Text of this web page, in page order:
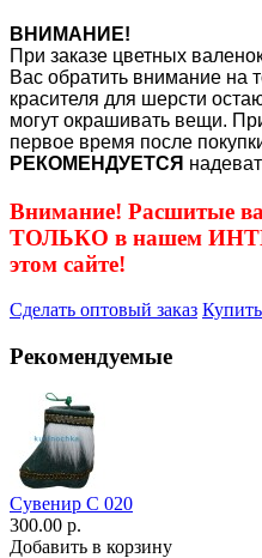
ВНИМАНИЕ!
При заказе цветных
Вас обратить внимание на
красителя для шерсти
могут окрашивать вещи.
первое время после
РЕКОМЕНДУЕТСЯ
Внимание! Расшитые
ТОЛЬКО в нашем
этом сайте!
Сделать оптовый заказ
Рекомендуемые
Сувенир С 020
300.00 р.
Добавить в корзину